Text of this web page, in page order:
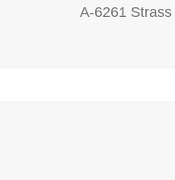
A-6261 Strass